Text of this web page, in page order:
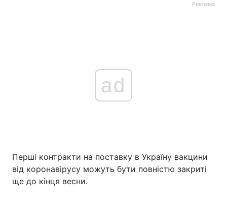
Головна Війна
Реклама
ad
Перші контракти на поставку в Україну вакцини
від коронавірусу можуть бути повністю закриті
ще до кінця весни.